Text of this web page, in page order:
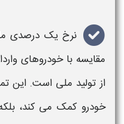
نرخ یک درصدی
مقایسه باخودروهای
از تولید ملی است. این
خودرو کمک می کند،